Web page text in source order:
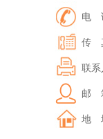
电
传
联系
邮
地